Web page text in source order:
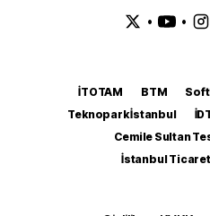
• •
İTOTAM BTM
Teknopark İstanbul
Cemile Sultan
İstanbul